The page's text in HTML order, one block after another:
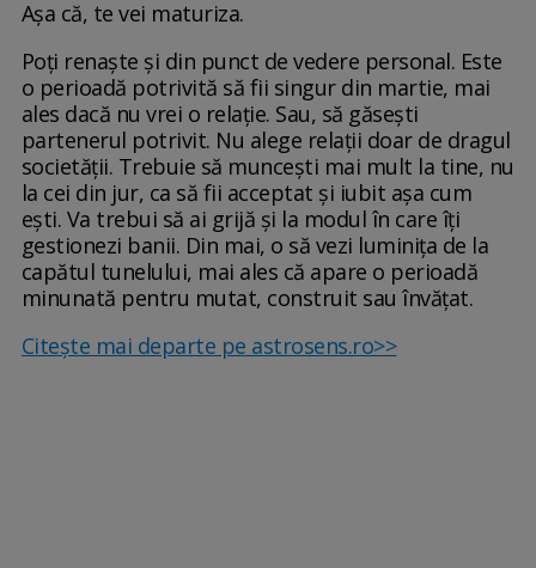
Așa că, te vei maturiza.
Poți renaște și din punct de vedere personal. Este
o perioadă potrivită să fii singur din martie, mai
ales dacă nu vrei o relație. Sau, să găsești
partenerul potrivit. Nu alege relații doar de dragul
societății. Trebuie să muncești mai mult la tine, nu
la cei din jur, ca să fii acceptat și iubit așa cum
ești. Va trebui să ai grijă și la modul în care îți
gestionezi banii. Din mai, o să vezi luminița de la
capătul tunelului, mai ales că apare o perioadă
minunată pentru mutat, construit sau învățat.
Citește mai departe pe astrosens.ro>>